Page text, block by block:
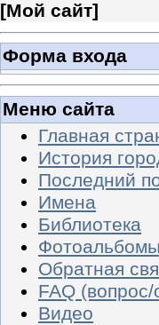
[Мой сайт]
Форма входа
Меню сайта
Главная
История
Последний
Имена
Библиотека
Фотоальбомы
Обратная
FAQ (вопрос/
Видео